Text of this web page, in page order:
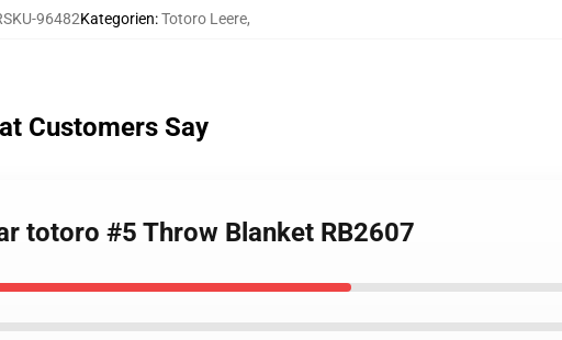
96482Kategorien:Totoro Leere,
Customers Say
totoro #5 Throw Blanket RB2607